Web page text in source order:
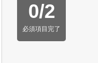
0/2
必須項目完了